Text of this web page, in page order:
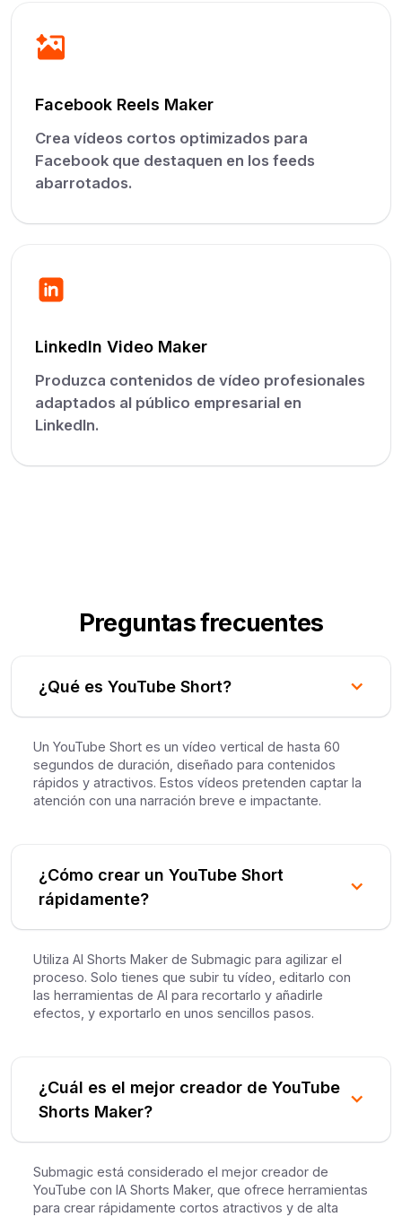
Facebook Reels Maker
Crea vídeos cortos optimizados para
Facebook que destaquen en los feeds
abarrotados.
LinkedIn Video Maker
Produzca contenidos de vídeo profesionales
adaptados al público empresarial en
LinkedIn.
Preguntas frecuentes
¿Qué es YouTube Short?
Un YouTube Short es un vídeo vertical de hasta 60
segundos de duración, diseñado para contenidos
rápidos y atractivos. Estos vídeos pretenden captar la
atención con una narración breve e impactante.
¿Cómo crear un YouTube Short
rápidamente?
Utiliza AI Shorts Maker de Submagic para agilizar el
proceso. Solo tienes que subir tu vídeo, editarlo con
las herramientas de AI para recortarlo y añadirle
efectos, y exportarlo en unos sencillos pasos.
¿Cuál es el mejor creador de YouTube
Shorts Maker?
Submagic está considerado el mejor creador de
YouTube con IA Shorts Maker, que ofrece herramientas
para crear rápidamente cortos atractivos y de alta